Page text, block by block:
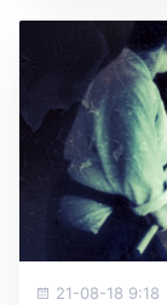
21-08-18 9:18